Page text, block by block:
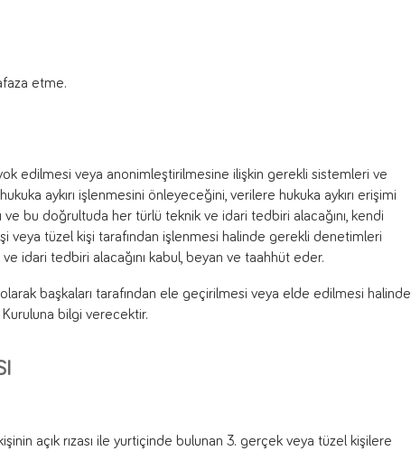
etme.
edilmesi veya anonimleştirilmesine ilişkin gerekli sistemleri ve
aykırı işlenmesini önleyeceğini, verilere hukuka aykırı erişimi
ve bu doğrultuda her türlü teknik ve idari tedbiri alacağını, kendi
veya tüzel kişi tarafından işlenmesi halinde gerekli denetimleri
ve idari tedbiri alacağını kabul, beyan ve taahhüt eder.
başkaları tarafından ele geçirilmesi veya elde edilmesi halinde
bilgi verecektir.
açık rızası ile yurtiçinde bulunan 3. gerçek veya tüzel kişilere